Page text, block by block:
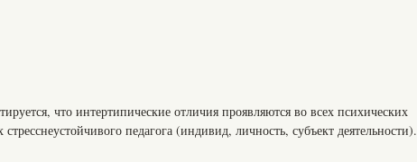
что интертипические отличия проявляются во всех психических
педагога (индивид, личность, субъект деятельности).